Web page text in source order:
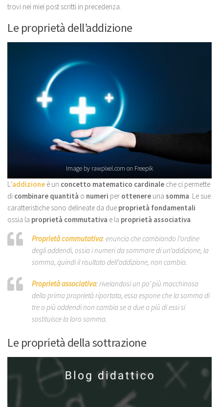
trovi nei miei post scritti in precedenza.
Le proprietà dell’addizione
Image by rawpixel.com on Freepik
L’addizione è un concetto matematico cardinale che ci permette
di combinare quantità o numeri per ottenere una somma. Le sue
caratteristiche sono delineate da due proprietà fondamentali
ossia la proprietà commutativa e la proprietà associativa.
Proprietà commutativa: enuncia che cambiando l’ordine
degli addendi, ossia i numeri da sommare di un’addizione, la
somma, quindi il risultato dell’addizione, non cambia.
Proprietà associativa: rivelandosi un po’ più macchinosa
della prima proprietà riportata, essa espone che la somma di
tre o più addendi non cambia se a due o più di essi si
sostituisce la loro somma.
Le proprietà della sottrazione